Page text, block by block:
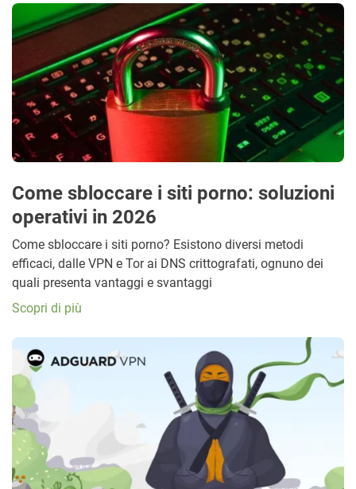
Come sbloccare i siti porno: soluzioni
operativi in 2026
Come sbloccare i siti porno? Esistono diversi metodi
efficaci, dalle VPN e Tor ai DNS crittografati, ognuno dei
quali presenta vantaggi e svantaggi
Scopri di più